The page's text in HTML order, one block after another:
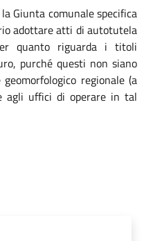
Giunta comunale specifica
adottare atti di autotutela
quanto riguarda i titoli
purché questi non siano
regionale (a
agli uffici di operare in tal